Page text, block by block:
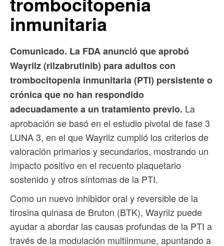
inmunitaria
Comunicado. La FDA anunció que aprobó
Wayrilz (rilzabrutinib) para adultos con
trombocitopenia inmunitaria (PTI) persistente o
crónica que no han respondido
adecuadamente a un tratamiento previo. La
aprobación se basó en el estudio pivotal de fase 3
LUNA 3, en el que Wayrilz cumplió los criterios de
valoración primarios y secundarios, mostrando un
impacto positivo en el recuento plaquetario
sostenido y otros síntomas de la PTI.
Como un nuevo inhibidor oral y reversible de la
tirosina quinasa de Bruton (BTK), Wayrilz puede
ayudar a abordar las causas profundas de la PTI a
través de la modulación multiinmune, apuntando a